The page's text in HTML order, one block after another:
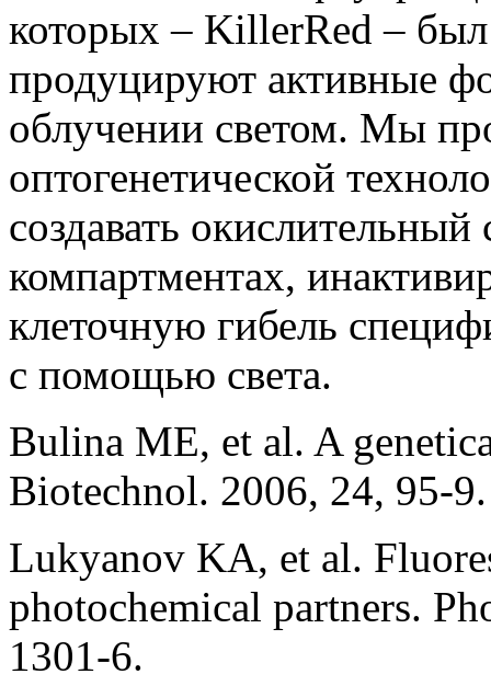
которых – KillerRed –
продуцируют активные
облучении светом. Мы
оптогенетической
создавать
компартментах,
клеточную гибель
с помощью света.
Bulina ME, et al. A
Biotechnol. 2006, 24, 95-9.
Lukyanov KA, et al.
photochemical partners.
1301-6.